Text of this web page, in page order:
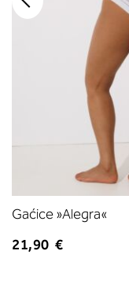
Gaćice »Alegra«
21,90 €